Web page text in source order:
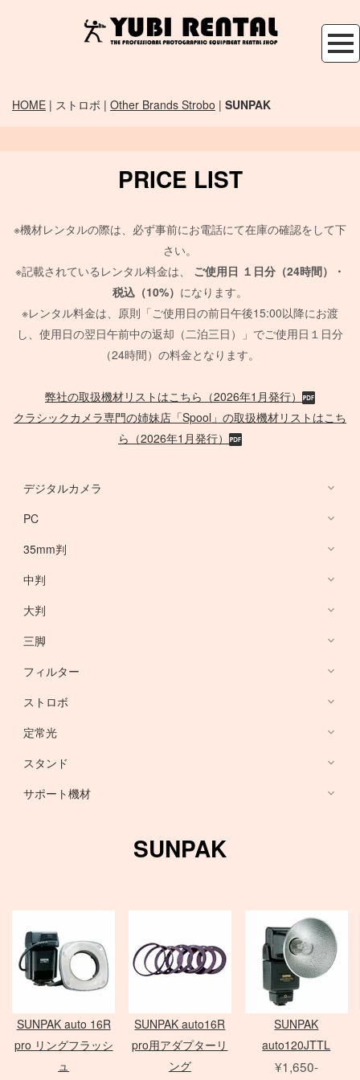
HOME | ストロボ | Other Brands Strobo | SUNPAK
PRICE LIST
※機材レンタルの際は、必ず事前にお電話にて在庫の確認をして下
さい。
※記載されているレンタル料金は、 ご使用日 １日分（24時間）・
税込（10%） になります。
※レンタル料金は、原則「ご使用日の前日午後15:00以降にお渡
し、使用日の翌日午前中の返却（二泊三日）」でご使用日１日分
（24時間）の料金となります。
弊社の取扱機材リストはこちら（2026年1月発行）
クラシックカメラ専門の姉妹店「Spool」の取扱機材リストはこち
ら（2026年1月発行）
デジタルカメラ
デジタルカメラ
Nikon DSLR
Sony ミラーレス
Nikon ミラーレス
FUJIFILM GFXシリーズ
デジタルバック
PC
PC
ノートブック PC
PC用 周辺機器
PC用 外付バッテリー
PC用 アクセサリ
PCモニター
35mm判
Canon Lens
EF 単焦点レンズ
EF ズームレンズ
Nikon Lens ACC
中判
PHASE ONE
Schneider 645 レンズ
H カメラ
HC レンズ
アクセサリ
大判
Sinar
COLAVOLEX
PHASE ONE アクセサリ
三脚
Manfrotto
フィルター
HARRISON
アダプター
TIFFEN
ストロボ
モノブロック
（バッテリータイプ）
オパライト
ソフトボックス
エフェクトランプ
ピコライト
定常光
Aupture LEDライト
STORM シリーズ
Light Storm シリーズ
amaran シリーズ
NOVA シリーズ
INFINIBAR シリーズ
アクセサリ
ソフトボックス
スポットライトマウント
スタンド
Manfrotto
Avenger
センチュリースタンド
Other Brand
サポート機材
MINOLTA
SEKONIC
Kenko
SUNPAK
SUNPAK auto 16R
pro リングフラッシ
ュ
SUNPAK auto16R
pro用アダプターリ
ング
SUNPAK
auto120JTTL
¥1,650-